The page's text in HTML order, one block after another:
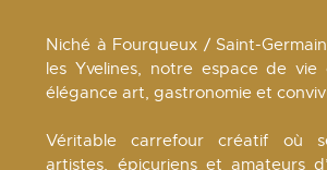
Niché à Fourqueux / Saint-
les Yvelines, notre espace de vie
élégance art, gastronomie et
Véritable carrefour créatif où
artistes, épicuriens et amateurs